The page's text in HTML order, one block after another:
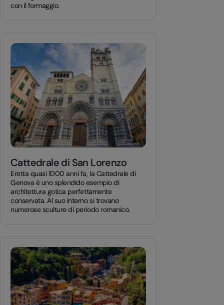
con il formaggio.
Cattedrale di San Lorenzo
Eretta quasi 1000 anni fa, la Cattedrale di
Genova è uno splendido esempio di
architettura gotica perfettamente
conservata. Al suo interno si trovano
numerose sculture di periodo romanico.